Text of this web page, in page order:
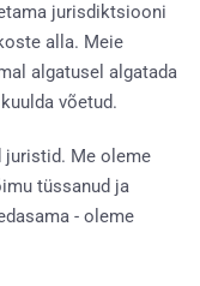
jurisdiktsiooni
alla. Meie
algatusel algatada
võetud.
juristid. Me oleme
tüssanud ja
- oleme